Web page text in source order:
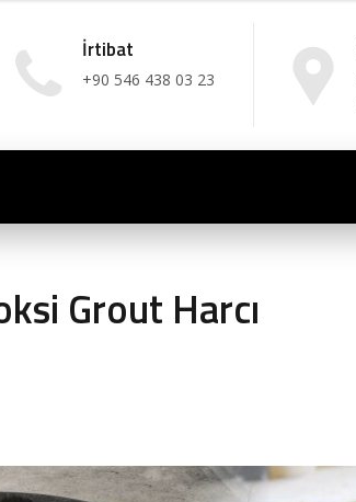
İrtibat
+90 546 438 03 23
Grout Harcı